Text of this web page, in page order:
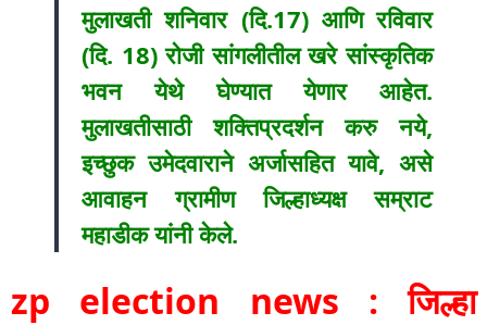
मुलाखती शनिवार (दि.17) आणि रविवार
(दि. 18) रोजी सांगलीतील खरे सांस्कृतिक
भवन येथे घेण्यात येणार आहेत.
मुलाखतीसाठी शक्तिप्रदर्शन करु नये,
इच्छुक उमेदवाराने अर्जासहित यावे, असे
आवाहन ग्रामीण जिल्हाध्यक्ष सम्राट
महाडीक यांनी केले.
zp election news : जिल्हा